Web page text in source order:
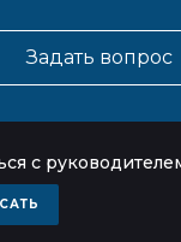
Задать вопрос
с